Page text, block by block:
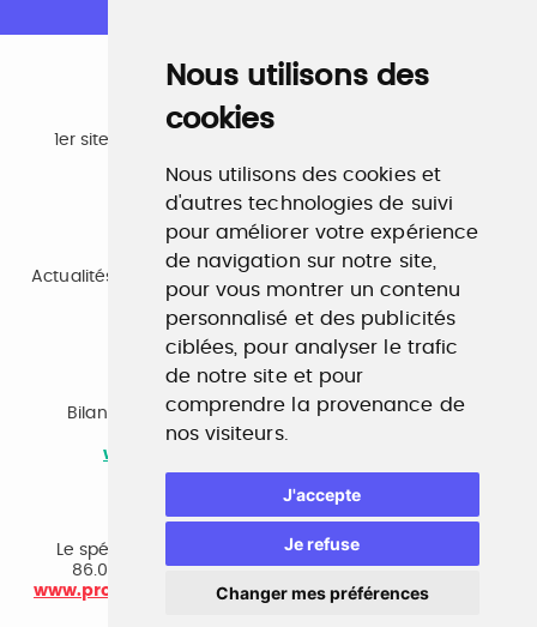
Nous utilisons des
cookies
Nous utilisons des cookies et
d'autres technologies de suivi
pour améliorer votre expérience
de navigation sur notre site,
pour vous montrer un contenu
personnalisé et des publicités
ciblées, pour analyser le trafic
de notre site et pour
comprendre la provenance de
nos visiteurs.
J'accepte
Je refuse
Changer mes préférences
Emploi
1er site emploi du secteur culturel 784.000 visites et
www.profilculture.com
Formation
Actualités, guide et annuaire des formations aux métiers
de la culture.
www.profilculture-formation.com
Accompagnement professionnel
Bilan de compétences, coaching, techniques de
recherche d'emploi, entretien conseil.
www.profilculture-competences.com
Le spécialiste du secteur culturel, une cvthèque de
86.000 CV et réseau unique de professionnels.
www.profilculture-conseil.com/cabinet-recrutement